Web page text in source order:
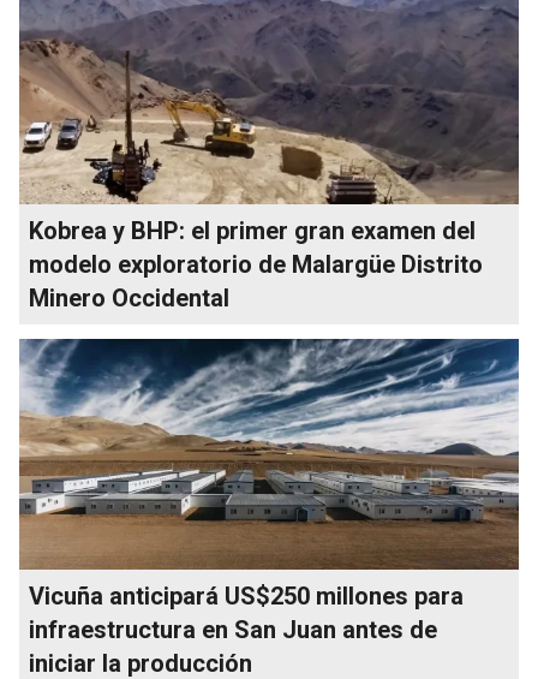
Kobrea y BHP: el primer gran examen del
modelo exploratorio de Malargüe Distrito
Minero Occidental
Vicuña anticipará US$250 millones para
infraestructura en San Juan antes de
iniciar la producción